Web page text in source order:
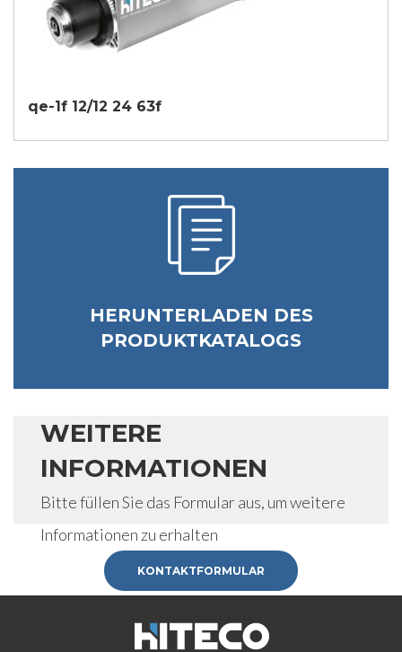
qe-1f 12/12 24 63f
HERUNTERLADEN DES
PRODUKTKATALOGS
WEITERE
INFORMATIONEN
Bitte füllen Sie das Formular aus, um weitere
Informationen zu erhalten
KONTAKTFORMULAR